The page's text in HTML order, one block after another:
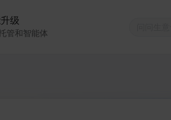
级
管和智能体